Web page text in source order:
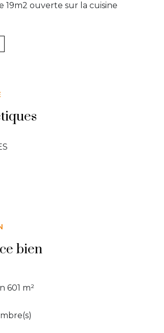
19m2 ouverte sur la cuisine
et WC avec lave mains. Elle
cave, atelier, cave à vins et
39 83 30 30 ou par mail à
sont disponibles sur le site
bien
601 m²